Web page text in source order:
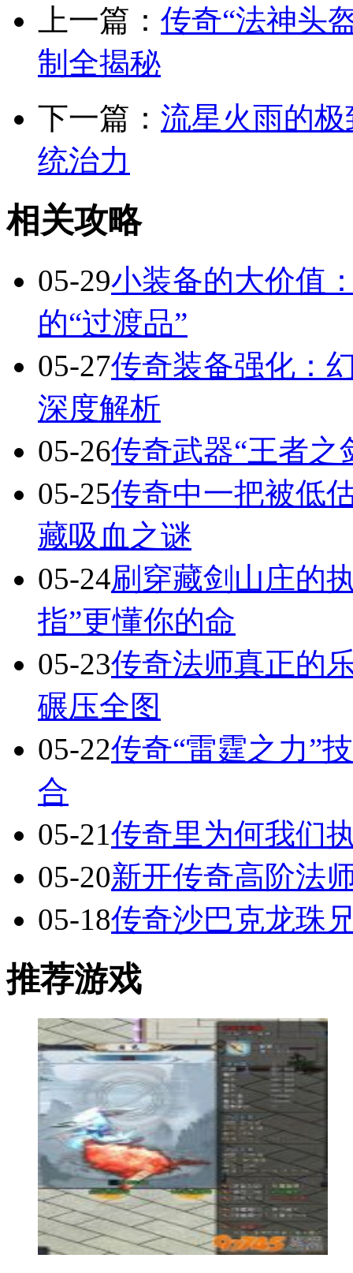
上一篇： 传奇“法神头
制全揭秘
下一篇： 流星火雨的
统治力
相关攻略
05-29小装备的大价值
的“过渡品”
05-27传奇装备强化：
深度解析
05-26传奇武器“王者之
05-25传奇中一把被低
藏吸血之谜
05-24刷穿藏剑山庄的
指”更懂你的命
05-23传奇法师真正的
碾压全图
05-22传奇“雷霆之力”
合
05-21传奇里为何我们
05-20新开传奇高阶法
05-18传奇沙巴克龙珠
推荐游戏